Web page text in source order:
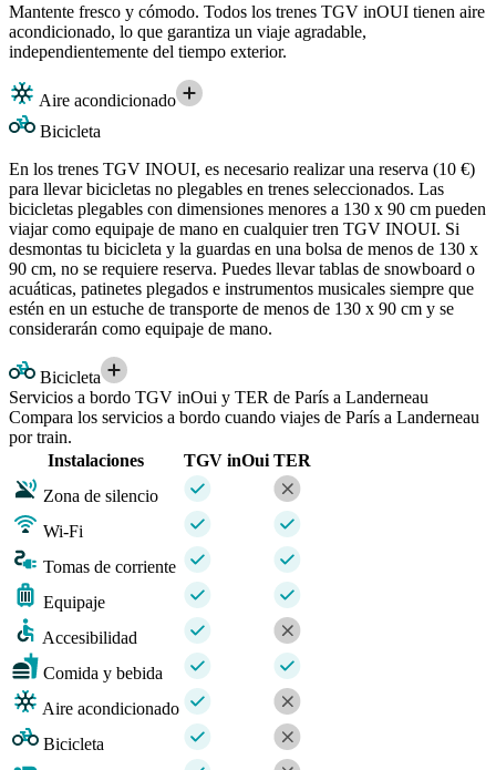
Mantente fresco y cómodo. Todos los trenes TGV inOUI tienen aire
acondicionado, lo que garantiza un viaje agradable,
independientemente del tiempo exterior.
Aire acondicionado
Bicicleta
En los trenes TGV INOUI, es necesario realizar una reserva (10 €)
para llevar bicicletas no plegables en trenes seleccionados. Las
bicicletas plegables con dimensiones menores a 130 x 90 cm pueden
viajar como equipaje de mano en cualquier tren TGV INOUI. Si
desmontas tu bicicleta y la guardas en una bolsa de menos de 130 x
90 cm, no se requiere reserva. Puedes llevar tablas de snowboard o
acuáticas, patinetes plegados e instrumentos musicales siempre que
estén en un estuche de transporte de menos de 130 x 90 cm y se
considerarán como equipaje de mano.
Bicicleta
Servicios a bordo TGV inOui y TER de París a Landerneau
Compara los servicios a bordo cuando viajes de París a Landerneau
por train.
Instalaciones
TGV inOui TER
Zona de silencio
Wi-Fi
Tomas de corriente
Equipaje
Accesibilidad
Comida y bebida
Aire acondicionado
Bicicleta